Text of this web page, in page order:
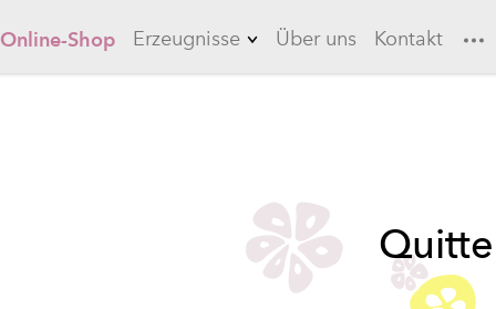
Online-Shop Erzeugnisse
Long Drinks
Über uns Kontakt